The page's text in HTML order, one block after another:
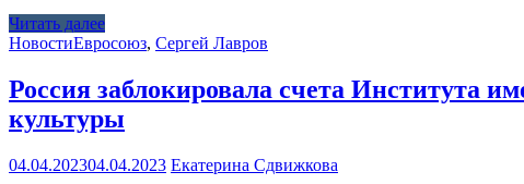
Читать далее
НовостиЕвросоюз, Сергей Лавров
Россия заблокировала счета Института
культуры
04.04.202304.04.2023 Екатерина Сдвижкова